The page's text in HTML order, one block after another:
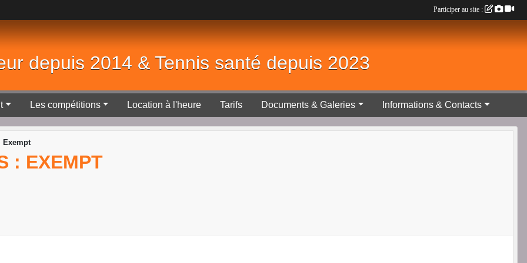
depuis 2014 & Tennis santé depuis 2023
Les compétitions Location à l'heure Tarifs Documents & Galeries Informations & Contacts
Exempt
: EXEMPT
Participer au site :